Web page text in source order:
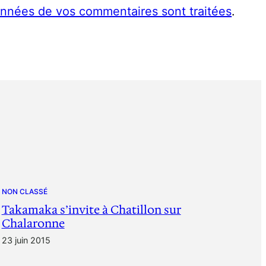
de vos commentaires sont traitées.
NON CLASSÉ
Takamaka s’invite à Chatillon sur
Chalaronne
23 juin 2015